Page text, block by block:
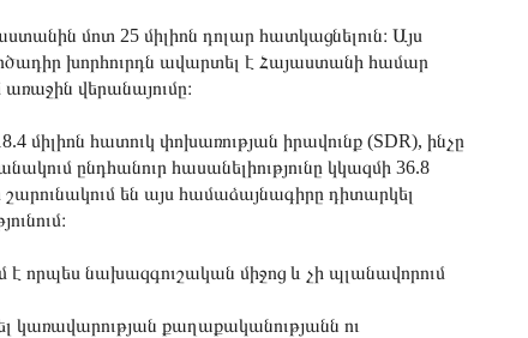
մոտ 25 միլիոն դոլար հատկացնելուն։ Այս
խորհուրդն ավարտել է Հայաստանի համար
վերանայումը։
միլիոն հատուկ փոխառության իրավունք (SDR), ինչը
ընդհանուր հասանելիությունը կկազմի 36.8
շարունակում են այս համաձայնագիրը դիտարկել
որպես նախազգուշական միջոց և չի պլանավորում
կառավարության քաղաքականությանն ու